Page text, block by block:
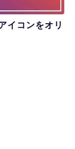
イコンをオリ